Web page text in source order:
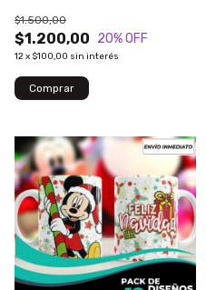
$1.200,00
$1.500,00
20% OFF
12x $100,00 sin interés